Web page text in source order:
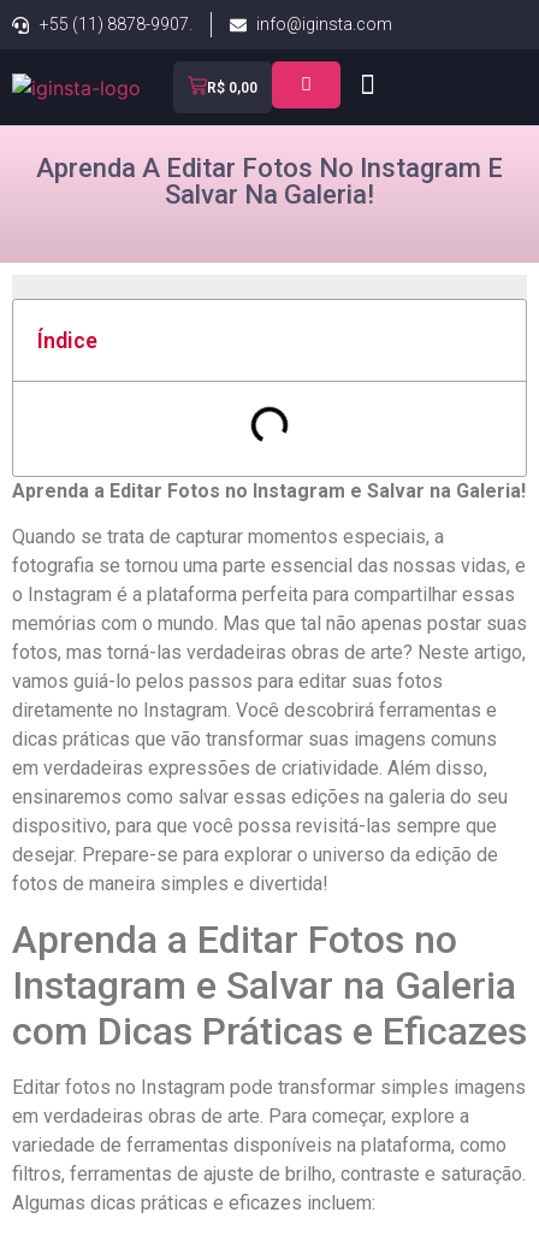
+55 (11) 8878-9907. info@iginsta.com
R$ 0,00
Aprenda A Editar Fotos No Instagram E
Salvar Na Galeria!
Índice
Aprenda a Editar Fotos no Instagram e Salvar na Galeria!
Quando se trata de capturar⁢ momentos especiais, a
fotografia se tornou uma parte essencial das ​nossas vidas, e
o Instagram ‌é a plataforma perfeita para compartilhar essas
⁤memórias com o mundo.‍ Mas que tal não apenas postar suas
fotos, mas torná-las verdadeiras obras de arte? Neste artigo,
vamos guiá-lo pelos passos para editar suas fotos
diretamente no Instagram. Você descobrirá ferramentas‍ e
dicas práticas que vão transformar suas imagens comuns
em verdadeiras expressões de criatividade. Além disso,
ensinaremos como salvar essas edições na galeria do⁤ seu
dispositivo, para que você possa revisitá-las sempre que
desejar. Prepare-se para ‌explorar o universo da​ edição⁤ de
fotos⁣ de maneira simples e divertida!
Aprenda a Editar Fotos no
Instagram e‍ Salvar na Galeria
com Dicas Práticas e Eficazes
Editar fotos no Instagram pode transformar simples imagens
em verdadeiras obras de arte. Para começar, explore a
variedade de ferramentas disponíveis na plataforma, como
filtros, ferramentas de ajuste de ​brilho, contraste e saturação.
Algumas dicas práticas ⁤e eficazes incluem: